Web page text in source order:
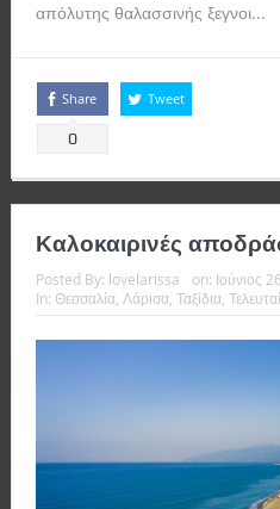
απόλυτης θαλασσινής ξεγνοι...
Share
0
Tweet
Καλοκαιρινές
Posted By: lovelarissa on: Ιούνιος
In: Θεσσαλία, Λάρισα, Ταξίδια,